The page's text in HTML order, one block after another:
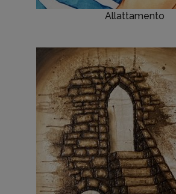
Allattamento